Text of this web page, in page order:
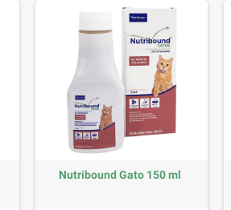
Nutribound Gato 150 ml